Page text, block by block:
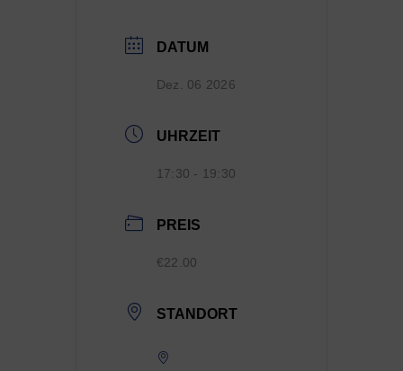
DATUM
Dez. 06 2026
UHRZEIT
17:30 - 19:30
PREIS
€22.00
STANDORT